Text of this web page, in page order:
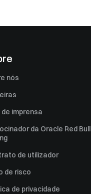
nós
de imprensa
da Oracle Red Bull
de utilizador
de risco
de privacidade